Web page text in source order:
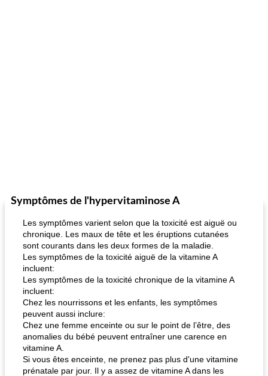
Symptômes de l'hypervitaminose A
Les symptômes varient selon que la toxicité est aiguë ou
chronique. Les maux de tête et les éruptions cutanées
sont courants dans les deux formes de la maladie.
Les symptômes de la toxicité aiguë de la vitamine A
incluent:
Les symptômes de la toxicité chronique de la vitamine A
incluent:
Chez les nourrissons et les enfants, les symptômes
peuvent aussi inclure:
Chez une femme enceinte ou sur le point de l’être, des
anomalies du bébé peuvent entraîner une carence en
vitamine A.
Si vous êtes enceinte, ne prenez pas plus d'une vitamine
prénatale par jour. Il y a assez de vitamine A dans les